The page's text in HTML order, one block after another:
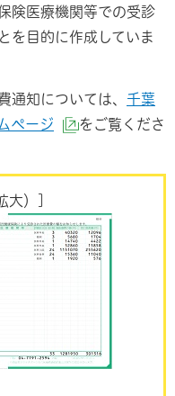
険医療機関等での受診
を目的に作成していま
通知については、 千葉
ページ
（外部サイト
をご覧くださ
大）]